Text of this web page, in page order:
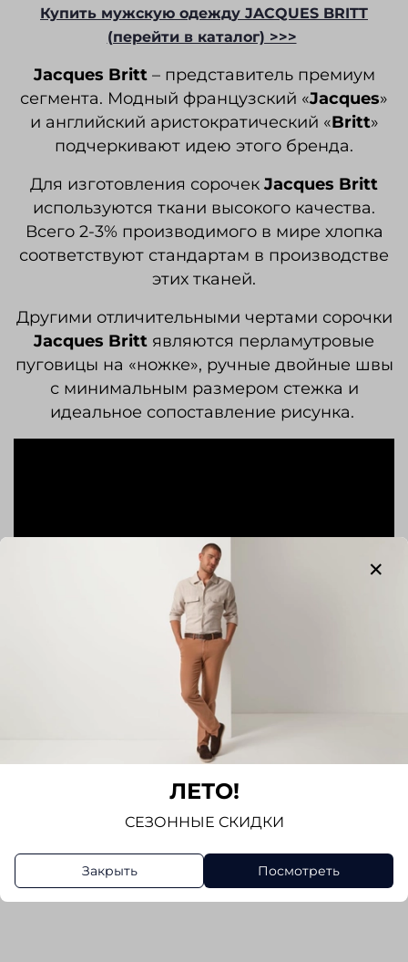
Купить мужскую одежду JACQUES BRITT
(перейти в каталог) >>>
Jacques Britt– представитель премиум
сегмента. Модный французский «Jacques»
и английский аристократический «Britt»
подчеркивают идею этого бренда.
Для изготовления сорочек Jacques Britt
используются ткани высокого качества.
Всего 2-3% производимого в мире хлопка
соответствуют стандартам в производстве
этих тканей.
Другими отличительными чертами сорочки
Jacques Britt являются перламутровые
пуговицы на «ножке», ручные двойные швы
с минимальным размером стежка и
идеальное сопоставление рисунка.
ЛЕТО!
СЕЗОННЫЕ СКИДКИ
Закрыть Посмотреть